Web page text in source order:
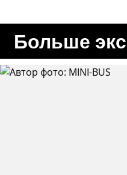
Больше